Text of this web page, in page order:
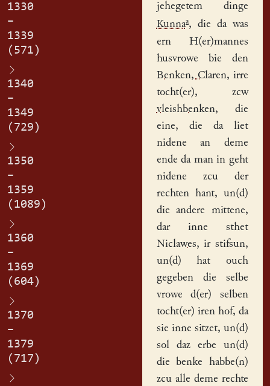
1330
–
1339
(571)
1340
–
1349
(729)
1350
–
1359
(1089)
1360
–
1369
(604)
1370
–
1379
(717)
jehegetem dinge
Kunnaa, die da was
ern H(er)mannes
husvrowe bie den
Benken, Claren, irre
tocht(er), zcw
vleishbenken, die
eine, die da liet
nidene an deme
ende da man in geht
nidene zcu der
rechten hant, un(d)
die andere mittene,
dar inne sthet
Niclawes, ir stifsun,
un(d) hat ouch
gegeben die selbe
vrowe d(er) selben
tocht(er) iren hof, da
sie inne sitzet, un(d)
sol daz erbe un(d)
die benke habbe(n)
zcu alle deme rechte